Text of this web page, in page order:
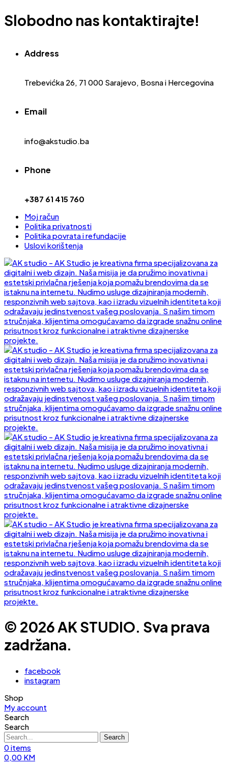
Slobodno nas kontaktirajte!
Address
Trebevićka 26, 71 000 Sarajevo, Bosna i Hercegovina
Email
info@akstudio.ba
Phone
+387 61 415 760
Moj račun
Politika privatnosti
Politika povrata i refundacije
Uslovi korištenja
© 2026 AK STUDIO. Sva prava
zadržana.
facebook
instagram
Shop
My account
Search
Search
Search
0items
0,00 KM